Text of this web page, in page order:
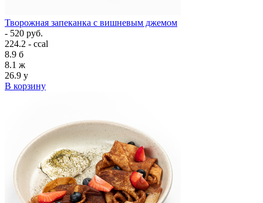
Творожная запеканка с вишневым джемом
- 520 руб.
224.2 - ccal
8.9 б
8.1 ж
26.9 у
В корзину